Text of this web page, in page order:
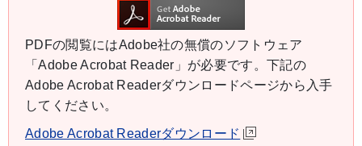
PDFの閲覧にはAdobe社の無償のソフトウェア
「Adobe Acrobat Reader」が必要です。下記の
Adobe Acrobat Readerダウンロードページから入手
してください。
Adobe Acrobat Readerダウンロード